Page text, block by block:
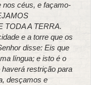
nos céus, e façamo-
TODA A TERRA.
e a torre que os
disse: Eis que
língua; e isto é o
restrição para
desçamos e